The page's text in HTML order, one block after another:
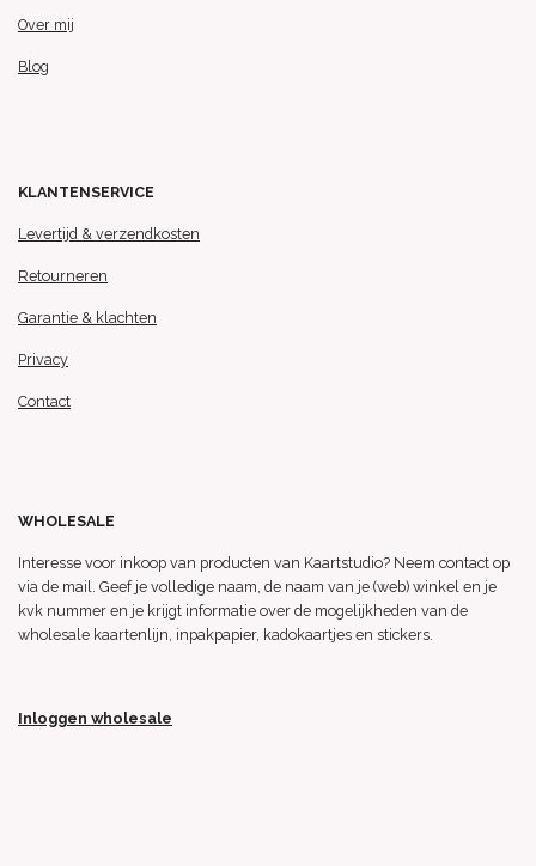
Over mij
Blog
KLANTENSERVICE
Levertijd & verzendkosten
Retourneren
Garantie & klachten
Privacy
Contact
WHOLESALE
Interesse voor inkoop van producten van Kaartstudio? Neem contact op
via de mail. Geef je volledige naam, de naam van je (web) winkel en je
kvk nummer en je krijgt informatie over de mogelijkheden van de
wholesale kaartenlijn, inpakpapier, kadokaartjes en stickers.
Inloggen wholesale